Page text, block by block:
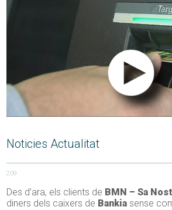
Noticies Actualitat
209
Des d’ara, els clients de BMN – Sa
diners dels caixers de Bankia sense